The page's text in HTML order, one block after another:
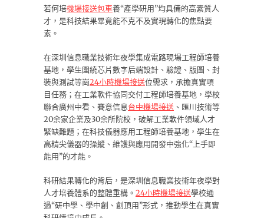
若何培機場接送包車養“產學研用”均具備的高素質人
才，是科技結果畢竟能不克不及實現轉化的焦點要
素。
在深圳信息職業技術年夜學集成電路現場工程師培養
基地，學生圍繞芯片數字后端設計、驗證、版圖、封
裝與測試等崗24小時機場接送位需求，承擔真實項
目任務；在工業軟件協同交付工程師培養基地，學校
聯合廣州中看、賽意信息台中機場接送 、匯川技術等
20余家企業及30余所院校，破解工業軟件領域人才
緊缺難題；在科技儀器應用工程師培養基地，學生在
高精尖儀器的操縱、維護與應用開發中強化“上手即
能用”的才能。
科研結果轉化的背后，是深圳信息職業技術年夜學對
人才培養體系的整體重構。 24小時機場接送學校通
過“研中學、學中創、創頂用”形式，推動學生在真實